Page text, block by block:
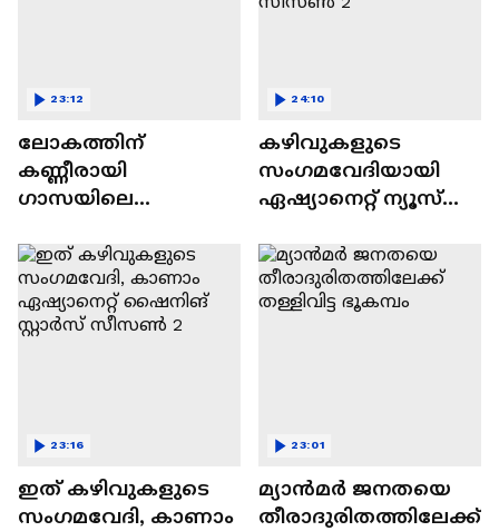
ലോകത്തിന്
കണ്ണീരായി
ഗാസയിലെ
കുഞ്ഞുങ്ങൾ
23:12
കഴിവുകളുടെ
സംഗമവേദിയായി
ഏഷ്യാനെറ്റ് ന്യൂസ്
സീസൺ 2
24:10
ഇത് കഴിവുകളുടെ
സംഗമവേദി, കാണാം
23:16
മ്യാൻമർ ജനതയെ
തീരാദുരിതത്തിലേക്ക്
23:01